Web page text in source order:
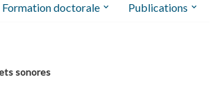
Formation doctorale Publications
sonores